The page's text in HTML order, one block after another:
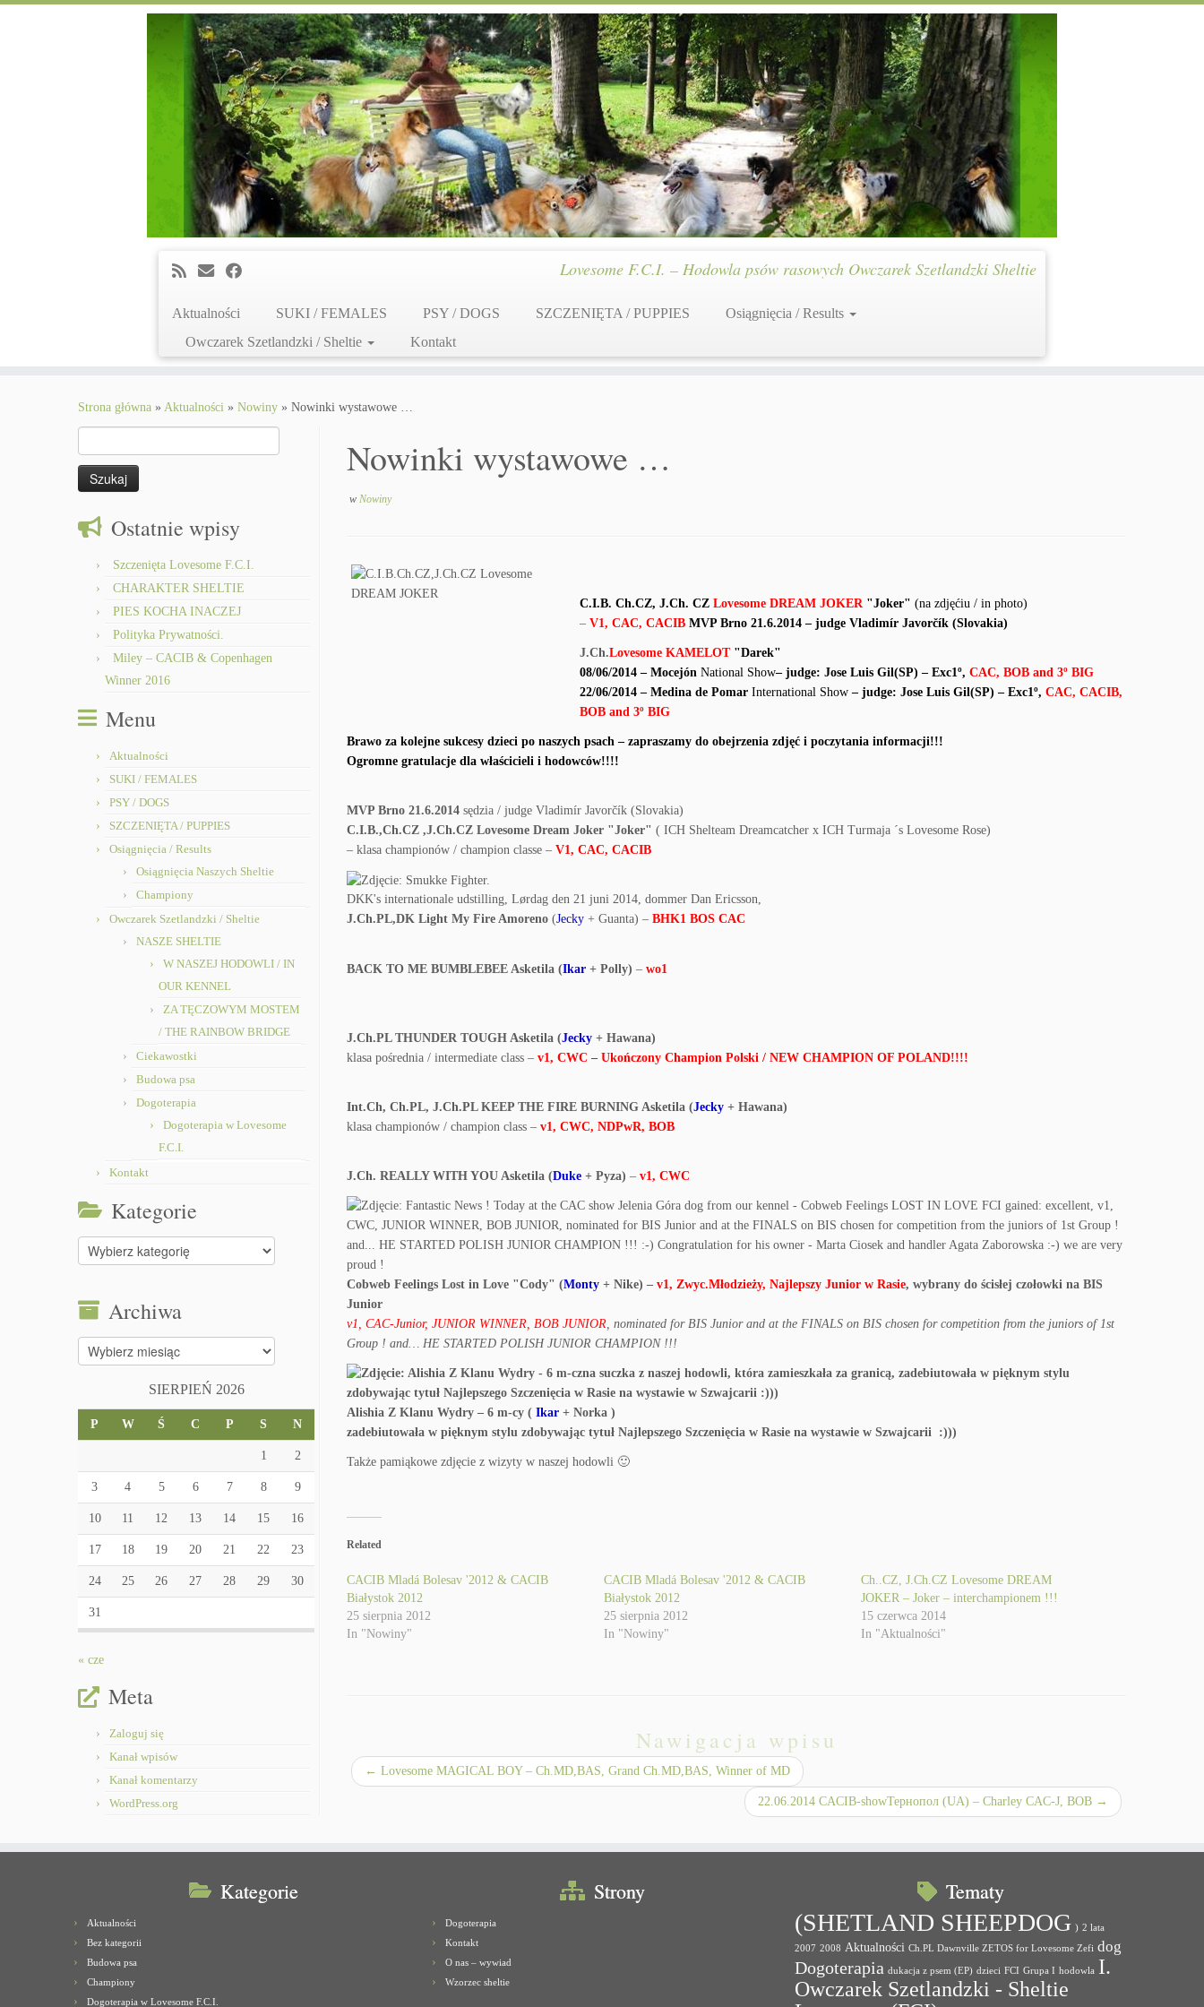
Lovesome F.C.I. – Hodowla psów rasowych Owczarek Szetlandzki Sheltie
Aktualności SUKI / FEMALES PSY / DOGS SZCZENIĘTA / PUPPIES
Osiągnięcia / Results
Owczarek Szetlandzki / Sheltie
Kontakt
Strona główna » Aktualności » Nowiny » Nowinki wystawowe …
Ostatnie wpisy
Szczenięta Lovesome F.C.I.
CHARAKTER SHELTIE
PIES KOCHA INACZEJ
Polityka Prywatności.
Miley – CACIB & Copenhagen
Winner 2016
Menu
Aktualności
SUKI / FEMALES
PSY / DOGS
SZCZENIĘTA / PUPPIES
Osiągnięcia / Results
Osiągnięcia Naszych Sheltie
Championy
Owczarek Szetlandzki / Sheltie
NASZE SHELTIE
W NASZEJ HODOWLI / IN
OUR KENNEL
ZA TĘCZOWYM MOSTEM
/ THE RAINBOW BRIDGE
Ciekawostki
Budowa psa
Dogoterapia
Dogoterapia w Lovesome
F.C.I.
Kontakt
Kategorie
Kategorie
Archiwa
Archiwa
SIERPIEŃ 2026
P W Ś C P S N
1 2
3 4 5 6 7 8 9
10 11 12 13 14 15 16
17 18 19 20 21 22 23
24 25 26 27 28 29 30
31
« cze
Meta
Zaloguj się
Kanał wpisów
Kanał komentarzy
WordPress.org
Nowinki wystawowe …
w Nowiny
C.I.B. Ch.CZ, J.Ch. CZ Lovesome DREAM JOKER"Joker" (na zdjęćiu / in photo)
– V1, CAC, CACIB MVP Brno 21.6.2014 – judge Vladimír Javorčík (Slovakia)
J.Ch.Lovesome KAMELOT"Darek"
08/06/2014 – Mocejón National Show– judge: Jose Luis Gil(SP) – Exc1º, CAC, BOB and 3º BIG
22/06/2014 – Medina de Pomar International Show – judge: Jose Luis Gil(SP) – Exc1º, CAC, CACIB,
BOB and 3º BIG
Brawo za kolejne sukcesy dzieci po naszych psach – zapraszamy do obejrzenia zdjęć i poczytania informacji!!!
Ogromne gratulacje dla właścicieli i hodowców!!!!
MVP Brno 21.6.2014 sędzia / judge Vladimír Javorčík (Slovakia)
C.I.B.,Ch.CZ ,J.Ch.CZ Lovesome Dream Joker "Joker" ( ICH Shelteam Dreamcatcher x ICH Turmaja ´s Lovesome Rose)
– klasa championów / champion classe – V1, CAC, CACIB
DKK's internationale udstilling, Lørdag den 21 juni 2014, dommer Dan Ericsson,
J.Ch.PL,DK Light My Fire Amoreno (Jecky + Guanta) – BHK1 BOS CAC
BACK TO ME BUMBLEBEE Asketila (Ikar + Polly) – wo1
J.Ch.PL THUNDER TOUGH Asketila (Jecky + Hawana)
klasa pośrednia / intermediate class – v1, CWC – Ukończony Champion Polski / NEW CHAMPION OF POLAND!!!!
Int.Ch, Ch.PL, J.Ch.PL KEEP THE FIRE BURNING Asketila (Jecky + Hawana)
klasa championów / champion class – v1, CWC, NDPwR, BOB
J.Ch. REALLY WITH YOU Asketila (Duke + Pyza) – v1, CWC
Cobweb Feelings Lost in Love "Cody" (Monty + Nike) – v1, Zwyc.Młodzieży, Najlepszy Junior w Rasie, wybrany do ścisłej czołowki na BIS
Junior
v1, CAC-Junior, JUNIOR WINNER, BOB JUNIOR , nominated for BIS Junior and at the FINALS on BIS chosen for competition from the juniors of 1st
Group ! and… HE STARTED POLISH JUNIOR CHAMPION !!!
Alishia Z Klanu Wydry – 6 m-cy ( Ikar + Norka )
zadebiutowała w pięknym stylu zdobywając tytuł Najlepszego Szczenięcia w Rasie na wystawie w Szwajcarii :)))
Także pamiąkowe zdjęcie z wizyty w naszej hodowli 🙂
Related
CACIB Mladá Bolesav '2012 & CACIB
Białystok 2012
25 sierpnia 2012
In "Nowiny"
CACIB Mladá Bolesav '2012 & CACIB
Białystok 2012
25 sierpnia 2012
In "Nowiny"
Ch..CZ, J.Ch.CZ Lovesome DREAM
JOKER – Joker – interchampionem !!!
15 czerwca 2014
In "Aktualności"
Nawigacja wpisu
← Lovesome MAGICAL BOY – Ch.MD,BAS, Grand Ch.MD,BAS, Winner of MD
22.06.2014 CACIB-showТернопол (UA) – Charley CAC-J, BOB →
Kategorie
Aktualności
Bez kategorii
Budowa psa
Championy
Dogoterapia w Lovesome F.C.I.
Strony
Dogoterapia
Kontakt
O nas – wywiad
Wzorzec sheltie
Tematy
(SHETLAND SHEEPDOG ) 2 lata
2007 2008 Aktualności Ch.PL Dawnville ZETOS for Lovesome Zefi dog
Dogoterapia dukacja z psem (EP) dzieci FCI Grupa I hodowla I.
Owczarek Szetlandzki - Sheltie